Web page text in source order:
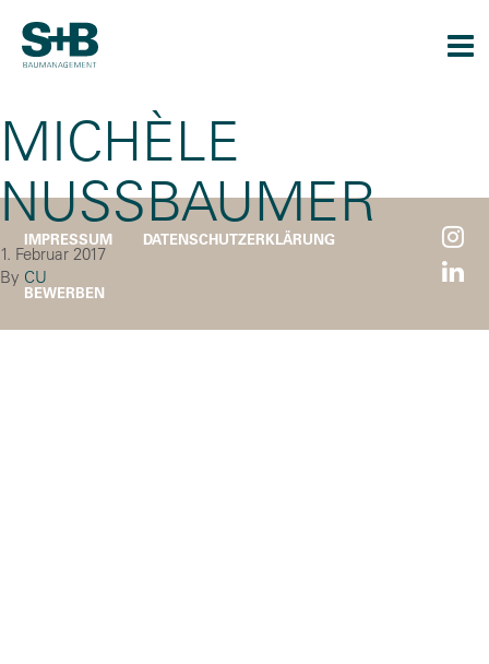
MICHÈLE
NUSSBAUMER
1. Februar 2017
By CU
IMPRESSUM DATENSCHUTZERKLÄRUNG
BEWERBEN